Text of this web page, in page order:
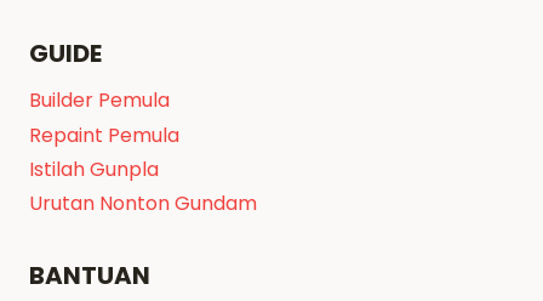
GUIDE
Builder Pemula
Repaint Pemula
Istilah Gunpla
Urutan Nonton Gundam
BANTUAN